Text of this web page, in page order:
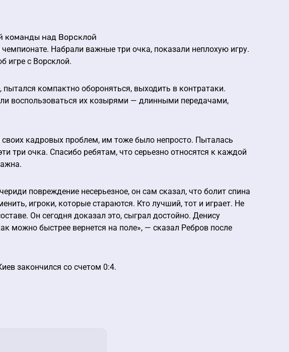
команды над Ворсклой
Набрали важные три очка, показали неплохую игру.
игре с Ворсклой.
компактно обороняться, выходить в контратаки.
воспользоваться их козырями — длинными передачами,
кадровых проблем, им тоже было непросто. Пыталась
три очка. Спасибо ребятам, что серьезно относятся к каждой
повреждение несерьезное, он сам сказал, что болит спина
игроки, которые стараются. Кто лучший, тот и играет. Не
Он сегодня доказал это, сыграл достойно. Денису
можно быстрее вернется на поле», — сказал Ребров после
закончился со счетом 0:4.